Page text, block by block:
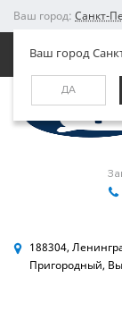
Ваш город: Санкт-
Ваш город
ДА
188304,
Пригородный,
Меню